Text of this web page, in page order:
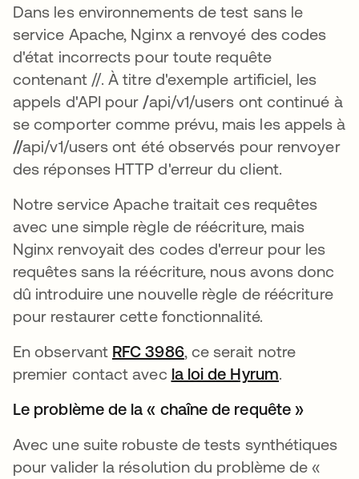
Dans les environnements de test sans le
service Apache, Nginx a renvoyé des codes
d'état incorrects pour toute requête
contenant //. À titre d'exemple artificiel, les
appels d'API pour /api/v1/users ont continué à
se comporter comme prévu, mais les appels à
//api/v1/users ont été observés pour renvoyer
des réponses HTTP d'erreur du client.
Notre service Apache traitait ces requêtes
avec une simple règle de réécriture, mais
Nginx renvoyait des codes d'erreur pour les
requêtes sans la réécriture, nous avons donc
dû introduire une nouvelle règle de réécriture
pour restaurer cette fonctionnalité.
En observant RFC 3986s’ouvre dans un nouvel
, ce serait notre
premier contact avec la loi de Hyrums’ouvre
.
Le problème de la « chaîne de requête »
Avec une suite robuste de tests synthétiques
pour valider la résolution du problème de «